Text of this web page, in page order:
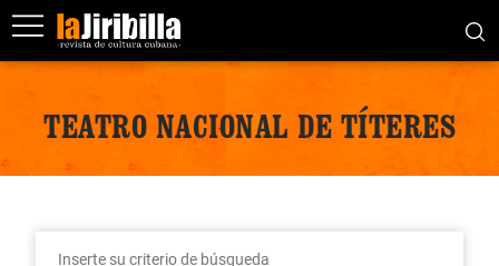
TEATRO NACIONAL DE TÍTERES